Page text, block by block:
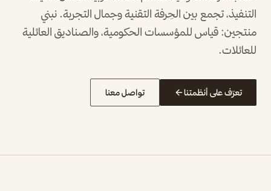
التنفيذ، تجمع بين الحِرفة التقنية وجمال التجربة. نبني
منتجين: قياس للمؤسسات الحكومية، والصناديق العائلية
للعائلات.
تعرّف على أنظمتنا تواصل معنا